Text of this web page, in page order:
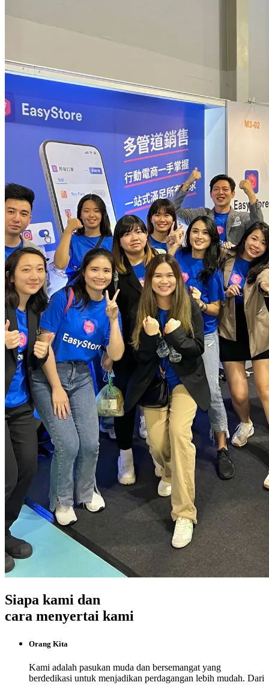
Siapa kami dan
cara menyertai kami
Orang Kita
Kami adalah pasukan muda dan bersemangat yang
berdedikasi untuk menjadikan perdagangan lebih mudah. Dari